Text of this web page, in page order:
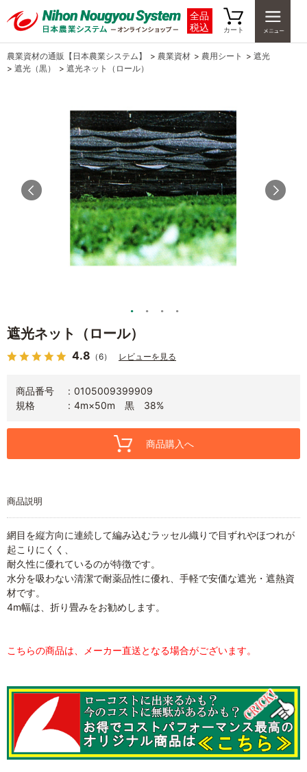
全品
税込
カート
農業資材の通販【日本農業システム】 > 農業資材 > 農用シート > 遮光
> 遮光（黒） > 遮光ネット（ロール）
遮光ネット（ロール）
4.8 （6） レビューを見る
商品番号
0105009399909
規格
4m×50m 黒 38%
商品購入へ
商品説明
網目を縦方向に連続して編み込むラッセル織りで目ずれやほつれが
起こりにくく、
耐久性に優れているのが特徴です。
水分を吸わない清潔で耐薬品性に優れ、手軽で安価な遮光・遮熱資
材です。
4m幅は、折り畳みをお勧めします。
こちらの商品は、メーカー直送となる場合がございます。